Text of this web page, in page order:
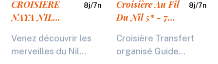
CROISIERE
NAYA NIL
en 5* (NL) -
8J/7N
8j/7n
Venez découvrir les
merveilles du Nil...
Croisière Au Fil
Du Nil 5* - 7
8j/7n
Croisière Transfert
organisé Guide...